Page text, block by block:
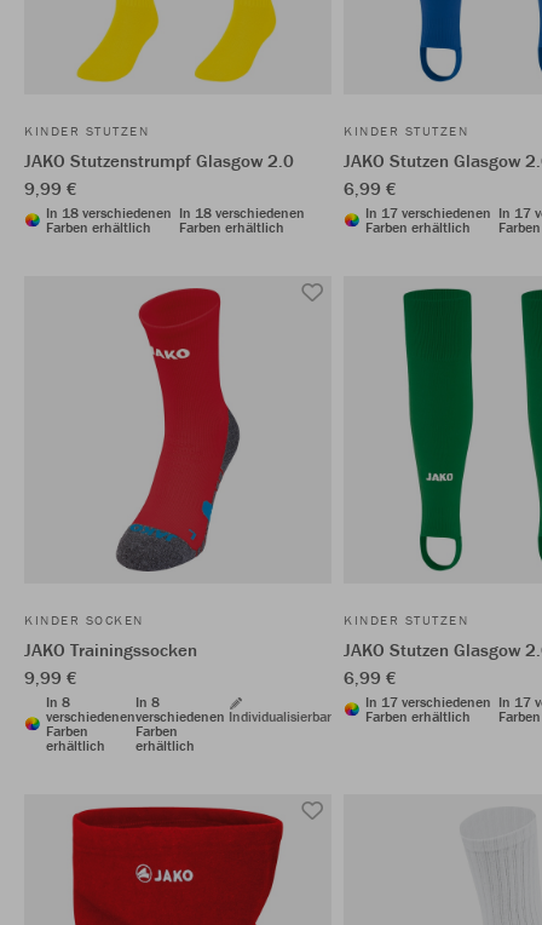
KINDER STUTZEN
JAKO Stutzenstrumpf Glasgow 2.0
9,99 €
In 18 verschiedenen
Farben erhältlich
In 18 verschiedenen
Farben erhältlich
KINDER STUTZEN
JAKO Stutzen Glasgow
6,99 €
In 17 verschiedenen
Farben erhältlich
In 17
KINDER SOCKEN
JAKO Trainingssocken
9,99 €
In 8
verschiedenen
Farben
erhältlich
In 8
verschiedenen
Farben
erhältlich
Individualisierbar
KINDER STUTZEN
JAKO Stutzen Glasgow
6,99 €
In 17 verschiedenen
Farben erhältlich
In 17